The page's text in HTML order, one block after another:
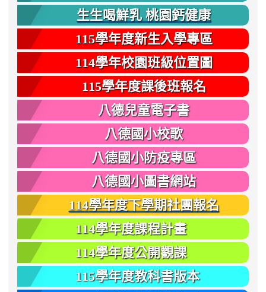
生生喝鮮乳 桃園鈣健康
115學年度新生入學專區
114學年校園班級位置圖
115學年度課後班報名
八德兒童電子書
八德國小校歌
八德國小防疫專區
八德國小圖書網站
114學年度下學期社團報名
114學年度課程計畫
114學年度公開觀課
115學年度教科書版本